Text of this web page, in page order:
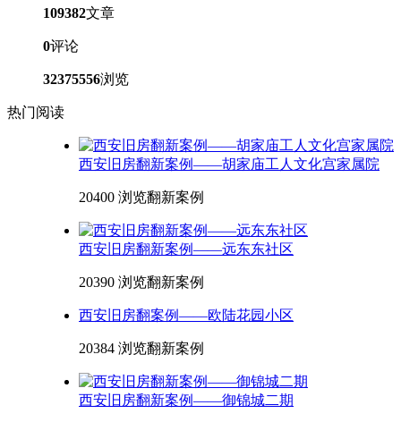
109382文章
0评论
32375556浏览
热门阅读
西安旧房翻新案例——胡家庙工人文化宫家属院
20400 浏览翻新案例
西安旧房翻新案例——远东东社区
20390 浏览翻新案例
西安旧房翻案例——欧陆花园小区
20384 浏览翻新案例
西安旧房翻新案例——御锦城二期